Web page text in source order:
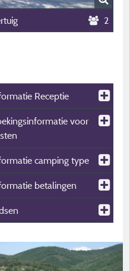
2
Receptie
voor
camping type
betalingen